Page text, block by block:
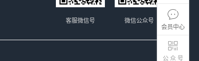
会员中心
公 众 号
微信公众号
客服微信号